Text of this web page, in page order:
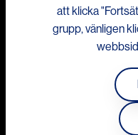
Last updated 17th May
att klicka
grupp, vänligen